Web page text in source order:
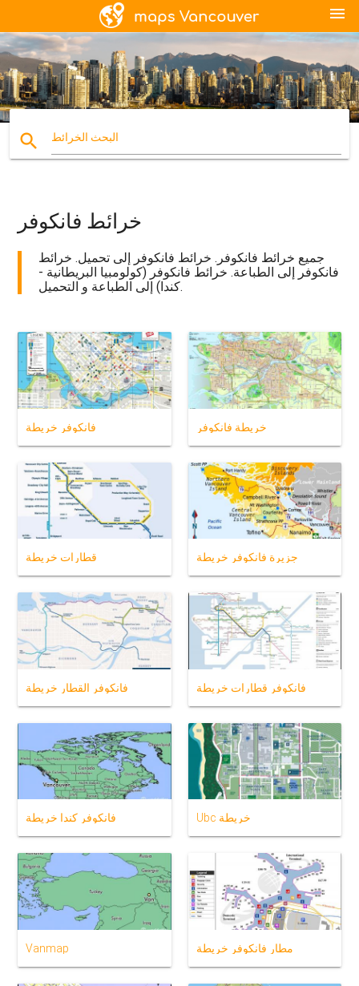
menu
search البحث الخرائط
خرائط فانكوفر
جميع خرائط فانكوفر. خرائط فانكوفر إلى تحميل. خرائط
فانكوفر إلى الطباعة. خرائط فانكوفر (كولومبيا البريطانية -
كندا) إلى الطباعة و التحميل.
فانكوفر خريطة خريطة فانكوفر
قطارات خريطة جزيرة فانكوفر خريطة
فانكوفر القطار خريطة فانكوفر قطارات خريطة
فانكوفر كندا خريطة Ubc خريطة
Vanmap مطار فانكوفر خريطة